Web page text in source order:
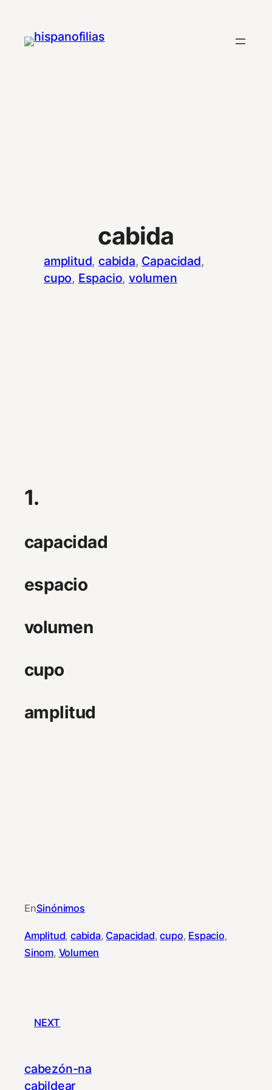
contenido
cabida
amplitud, cabida, Capacidad
cupo, Espacio, volumen
1.
capacidad
espacio
volumen
cupo
amplitud
EnSinónimos
Amplitud, cabida, Capacidad, cupo, Espacio
Sinom, Volumen
NEXT
cabezón-na
cabildear